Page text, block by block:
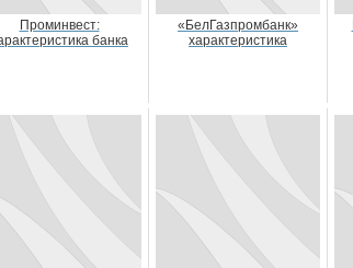
Проминвест:
банка
«БелГазпромбанк»
характеристика